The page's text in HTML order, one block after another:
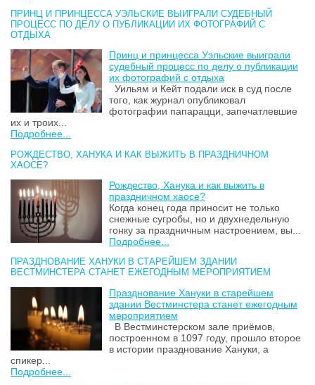
ПРИНЦ И ПРИНЦЕССА УЭЛЬСКИЕ ВЫИГРАЛИ СУДЕБНЫЙ
ПРОЦЕСС ПО ДЕЛУ О ПУБЛИКАЦИИ ИХ ФОТОГРАФИЙ С
ОТДЫХА
Принц и принцесса Уэльские выиграли
судебный процесс по делу о публикации
их фотографий с отдыха
Уильям и Кейт подали иск в суд после
того, как журнал опубликовал
фотографии папарацци, запечатлевшие
их и троих...
Подробнее...
РОЖДЕСТВО, ХАНУКА И КАК ВЫЖИТЬ В ПРАЗДНИЧНОМ
ХАОСЕ?
Рождество, Ханука и как выжить в
праздничном хаосе?
Когда конец года приносит не только
снежные сугробы, но и двухнедельную
гонку за праздничным настроением, вы...
Подробнее...
ПРАЗДНОВАНИЕ ХАНУКИ В СТАРЕЙШЕМ ЗДАНИИ
ВЕСТМИНСТЕРА СТАНЕТ ЕЖЕГОДНЫМ МЕРОПРИЯТИЕМ
Празднование Хануки в старейшем
здании Вестминстера станет ежегодным
мероприятием
В Вестминстерском зале приёмов,
построенном в 1097 году, прошло второе
в истории празднование Хануки, а
спикер...
Подробнее...